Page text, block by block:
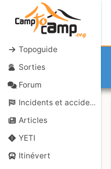
Topoguide
Sorties
Forum
Incidents et accidents
Articles
YETI
Itinévert